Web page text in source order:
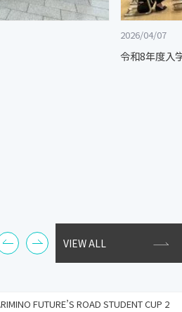
2026/04/07
令和8年度入
VIEW ALL
FUTURE’S ROAD STUDENT CUP 2